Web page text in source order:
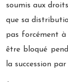
soumis aux
que sa
pas forcément à
être bloqué
la succession